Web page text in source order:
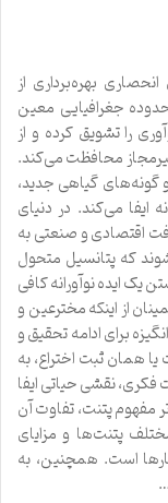
بهره‌برداری از
جغرافیایی معین
را تشویق کرده و از
محافظت می‌کند.
گونه‌های گیاهی جدید،
می‌کند. در دنیای
اقتصادی و صنعتی به
که پتانسیل متحول
یک ایده نوآورانه کافی
از اینکه مخترعین و
برای ادامه تحقیق و
همان ثبت اختراع، به
فکری، نقشی حیاتی ایفا
مفهوم پتنت، تفاوت آن
پتنت‌ها و مزایای
است. همچنین، به